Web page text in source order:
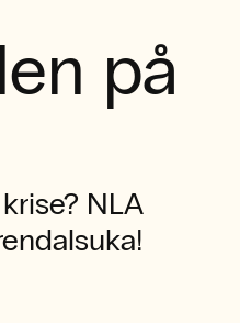
på
NLA